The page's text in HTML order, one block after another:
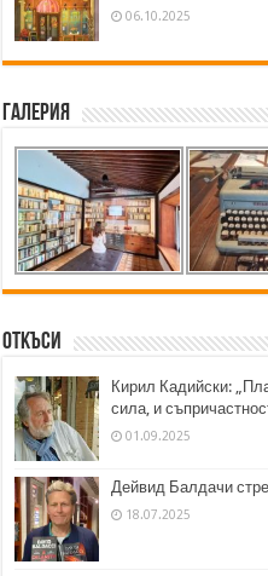
06.10.2025
Галерия
Откъси
Кирил Кадийски:
сила, и
01.09.2025
Дейвид Балдачи
18.07.2025